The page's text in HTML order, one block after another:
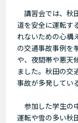
講習会では、秋
道を安全に運転す
れないための心構
の交通事故事例を
や、夜間帯や悪天
ました。秋田の交
事故が多発してい
参加した学生の
運転や雪の多い秋